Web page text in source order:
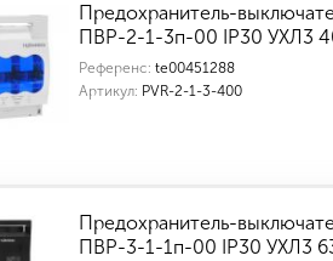
Предохранитель-
ПВР-2-1-3п-00 IP30 УХЛ3
Референс: te00451288
Артикул: PVR-2-1-3-400
Предохранитель-
ПВР-3-1-1п-00 IP30 УХЛ3